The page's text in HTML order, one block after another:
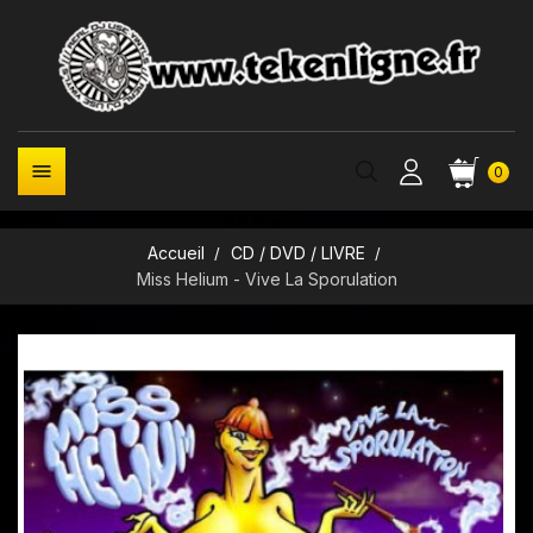
0

Accueil
CD / DVD / LIVRE
Miss Helium - Vive La Sporulation